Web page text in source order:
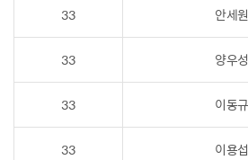
33 안세원
33 양우성
33 이동규
33 이용섭